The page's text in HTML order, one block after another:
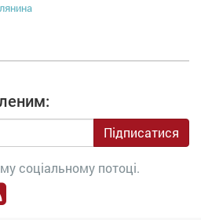
Підписатися
соціальному потоці.